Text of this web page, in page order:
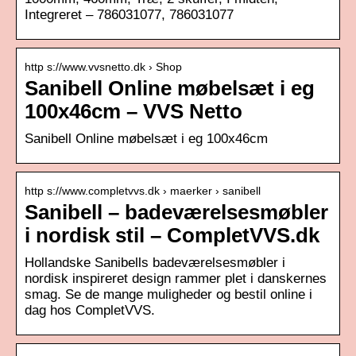
Integreret – 786031077, 786031077
http s://www.vvsnetto.dk › Shop
Sanibell Online møbelsæt i eg
100x46cm – VVS Netto
Sanibell Online møbelsæt i eg 100x46cm
http s://www.completvvs.dk › maerker › sanibell
Sanibell – badeværelsesmøbler
i nordisk stil – CompletVVS.dk
Hollandske Sanibells badeværelsesmøbler i
nordisk inspireret design rammer plet i danskernes
smag. Se de mange muligheder og bestil online i
dag hos CompletVVS.